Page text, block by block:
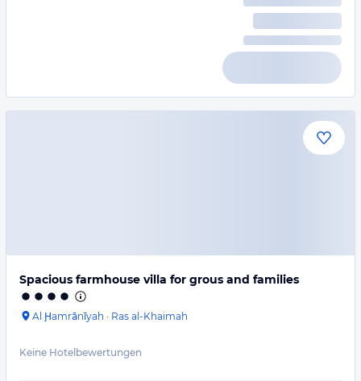
Spacious farmhouse villa for grous and families
Al Ḩamrānīyah · Ras al-Khaimah
Keine Hotelbewertungen